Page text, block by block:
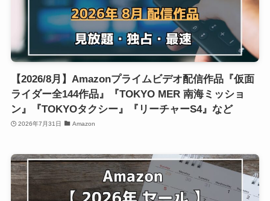
【2026/8月】Amazonプライムビデオ配信作品『仮面
ライダー全144作品』『TOKYO MER 南海ミッショ
ン』『TOKYOタクシー』『リーチャーS4』など
2026年7月31日 Amazon